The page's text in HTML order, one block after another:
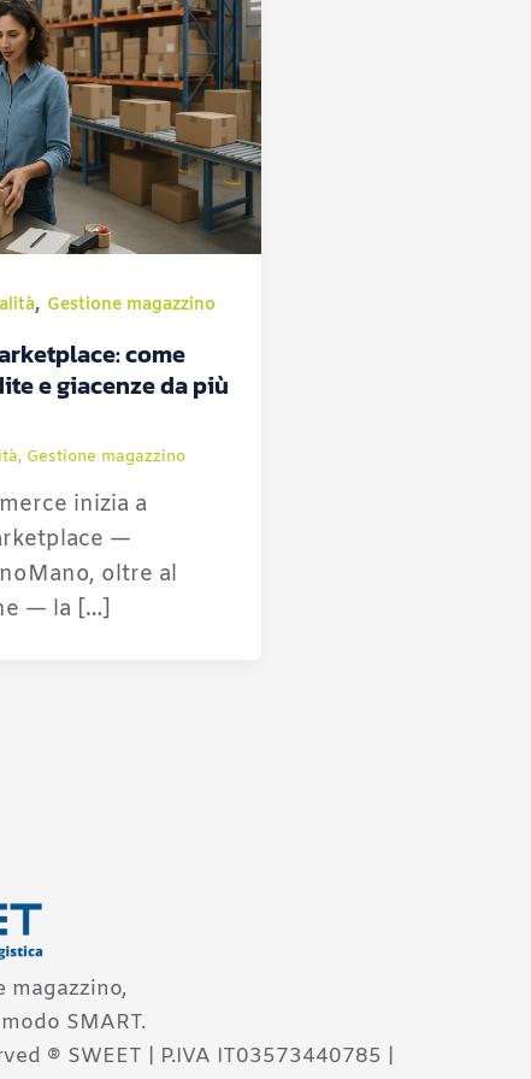
, Gestione magazzino
come
e giacenze da più
, Gestione magazzino
inizia a
—
oltre al
— la […]
magazzino,
SMART.
® SWEET | P.IVA IT03573440785 |